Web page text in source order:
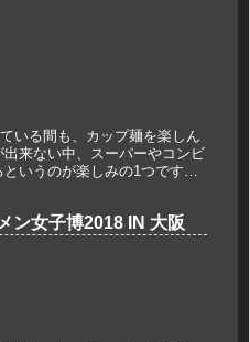
いる間も、カップ麺を楽しん
来ない中、スーパーやコンビ
いうのが楽しみの1つです。
ン女子博2018 IN 大阪